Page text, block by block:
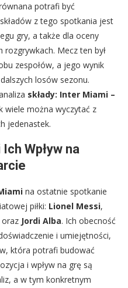
potrafi być
z tego spotkania jest
gry, a także dla oceny
rozgrywkach. Mecz ten był
zespołów, a jego wynik
losów sezonu.
składy: Inter Miami –
wiele można wyczytać z
jedenastek.
Wpływ na
na ostatnie spotkanie
piłki: Lionel Messi,
oraz Jordi Alba. Ich obecność
i umiejętności,
która potrafi budować
i wpływ na grę są
a w tym konkretnym